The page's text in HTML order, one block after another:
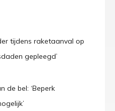
tijdens raketaanval op
gepleegd’
de bel: ‘Beperk